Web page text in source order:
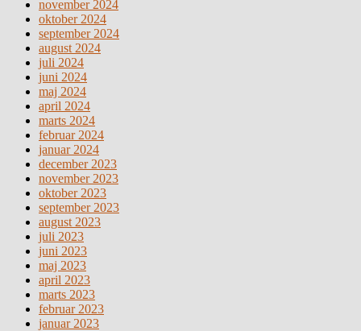
november 2024
oktober 2024
september 2024
august 2024
juli 2024
juni 2024
maj 2024
april 2024
marts 2024
februar 2024
januar 2024
december 2023
november 2023
oktober 2023
september 2023
august 2023
juli 2023
juni 2023
maj 2023
april 2023
marts 2023
februar 2023
januar 2023